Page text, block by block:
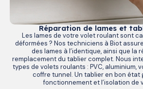
Réparation de lames et
Les lames de votre volet roulant sont
déformées ? Nos techniciens à Biot
des lames à l’identique, ainsi que la
remplacement du tablier complet. Nous
types de volets roulants : PVC, aluminium,
coffre tunnel. Un tablier en bon état
fonctionnement et l’isolation de